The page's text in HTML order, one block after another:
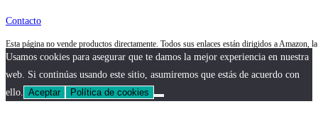
Contacto
Esta página no vende productos directamente. Todos sus enlaces están dirigidos a
Usamos cookies para asegurar que te damos la mejor experiencia en nuestra
web. Si continúas usando este sitio, asumiremos que estás de acuerdo con
ello. Aceptar Política de cookies